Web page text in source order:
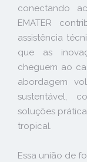
conectando
EMATER
assistência
que as
cheguem ao
abordagem
sustentável,
soluções
tropical.
Essa união de